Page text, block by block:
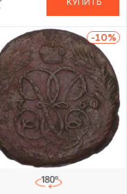
КУПИТЬ
-10%